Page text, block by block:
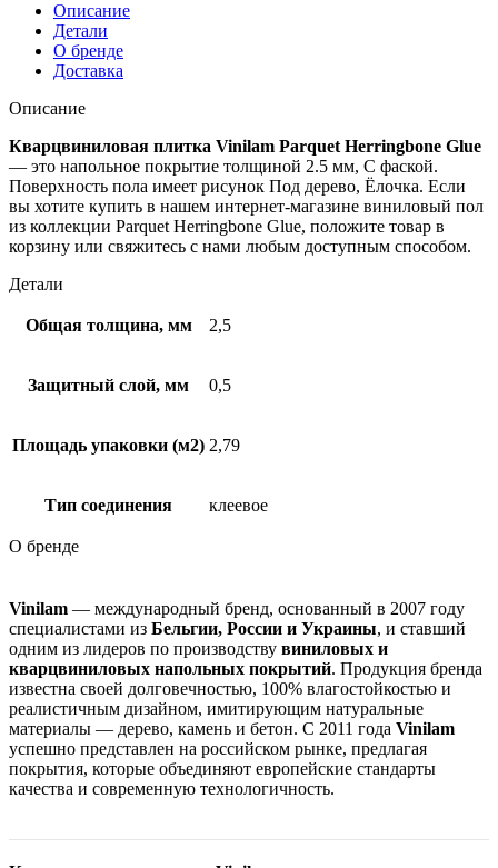
Описание
Детали
О бренде
Доставка
Описание
Кварцвиниловая плитка Vinilam Parquet Herringbone Glue
— это напольное покрытие толщиной 2.5 мм, С фаской.
Поверхность пола имеет рисунок Под дерево, Ёлочка. Если
вы хотите купить в нашем интернет-магазине виниловый пол
из коллекции Parquet Herringbone Glue, положите товар в
корзину или свяжитесь с нами любым доступным способом.
Детали
Общая толщина, мм 2,5
Защитный слой, мм 0,5
Площадь упаковки (м2) 2,79
Тип соединения клеевое
О бренде
Vinilam — международный бренд, основанный в 2007 году
специалистами из Бельгии, России и Украины, и ставший
одним из лидеров по производству виниловых и
кварцвиниловых напольных покрытий. Продукция бренда
известна своей долговечностью, 100% влагостойкостью и
реалистичным дизайном, имитирующим натуральные
материалы — дерево, камень и бетон. С 2011 года Vinilam
успешно представлен на российском рынке, предлагая
покрытия, которые объединяют европейские стандарты
качества и современную технологичность.